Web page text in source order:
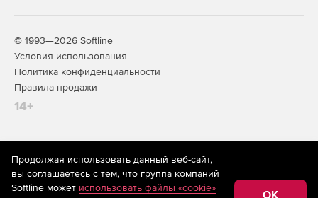
© 1993—2026 Softline
Условия использования
Политика конфиденциальности
Правила продажи
14+
На информационном ресурсе store.softline.ru применяются
рекомендательные технологии
(информационные технологии
предоставления информации на основе сбора,
систематизации и анализа сведений, относящихся к
Продолжая использовать данный веб-сайт,
вы соглашаетесь с тем, что группа компаний
Softline может использовать файлы «cookie»
OK